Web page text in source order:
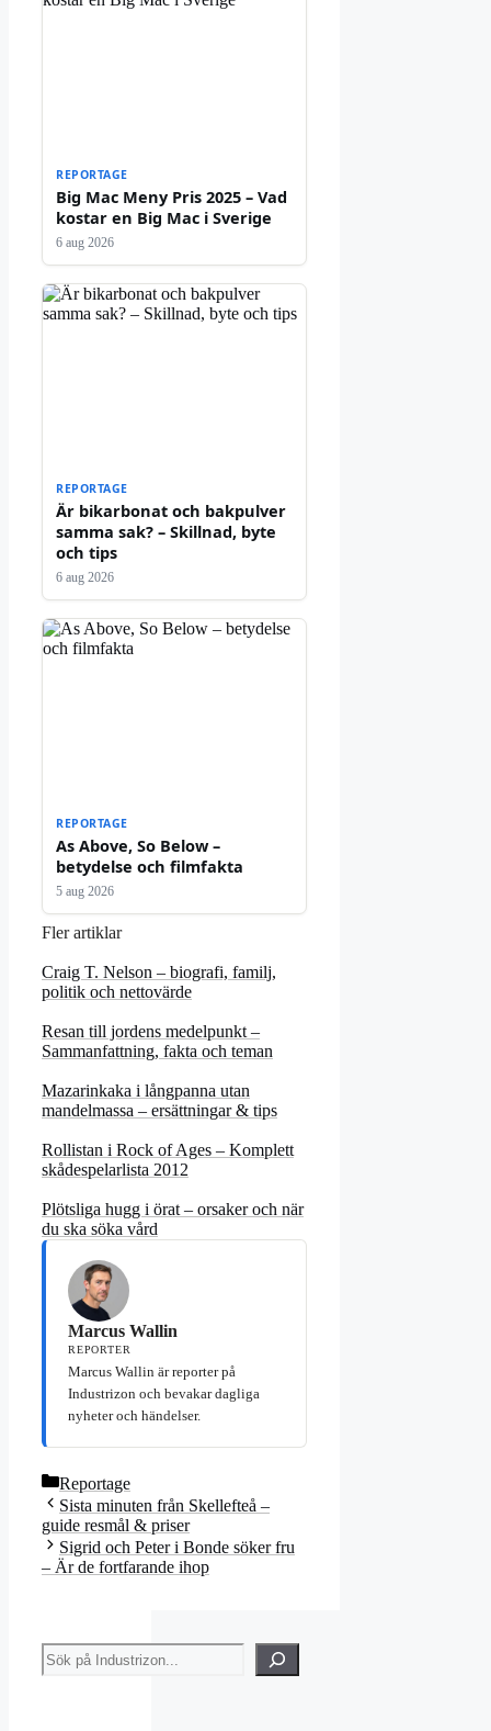
REPORTAGE
Big Mac Meny Pris 2025 – Vad
kostar en Big Mac i Sverige
6 aug 2026
REPORTAGE
Är bikarbonat och bakpulver
samma sak? – Skillnad, byte
och tips
6 aug 2026
REPORTAGE
As Above, So Below –
betydelse och filmfakta
5 aug 2026
Fler artiklar
Craig T. Nelson – biografi, familj,
politik och nettovärde
Resan till jordens medelpunkt –
Sammanfattning, fakta och teman
Mazarinkaka i långpanna utan
mandelmassa – ersättningar & tips
Rollistan i Rock of Ages – Komplett
skådespelarlista 2012
Plötsliga hugg i örat – orsaker och när
du ska söka vård
Marcus Wallin
REPORTER
Marcus Wallin är reporter på
Industrizon och bevakar dagliga
nyheter och händelser.
Kategorier
Reportage
Sista minuten från Skellefteå –
guide resmål & priser
Sigrid och Peter i Bonde söker fru
– Är de fortfarande ihop
Sök